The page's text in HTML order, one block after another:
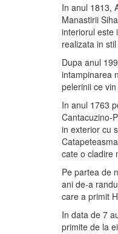
In anul 1813,
Manastirii
interiorul este
realizata in
Dupa anul
intampinarea
pelerinii ce
In anul 1763
Cantacuzino-
in exterior cu
cate o cladire
Pe partea de
ani de-a
care a primit
In data de 7
primite de la